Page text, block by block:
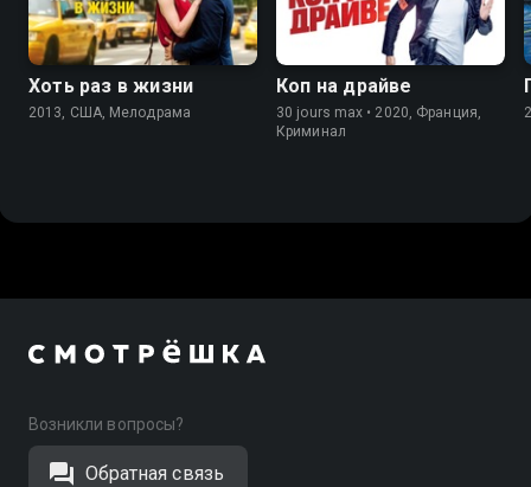
Хоть раз в жизни
2013, США, Мелодрама
Коп на драйве
30 jours max • 2020, Франция,
Криминал
Возникли вопросы?
Обратная связь